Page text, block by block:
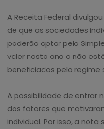
A Receita Federal
de que as sociedades
poderão optar pelo
valer neste ano e não
beneficiados pelo regime
A possibilidade de entrar
dos fatores que
individual. Por isso, a nota